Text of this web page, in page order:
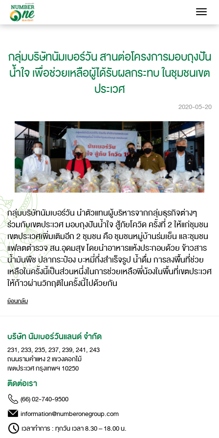
Toggle
กลุ่มบริษัทนัมเบอร์วัน สานต่อโครงการมอบถุงปัน
น้ำใจ เพื่อช่วยเหลือผู้ได้รับผลกระทบ ในชุมชนเขต
ประเวศ
2020-05-20
กลุ่มบริษัทนัมเบอร์วัน นำตัวแทนผู้บริหารจากกลุ่มธุรกิจต่างๆ
ร่วมกับเขตประเวศ มอบถุงปันน้ำใจ สู้ภัยโควิด ครั้งที่ 2 ให้แก่ชุมชน
เขตประเวศเพิ่มเติมอีก 2 ชุมชน คือ ชุมชนหมู่บ้านร่มเย็น และชุมชน
แฟลตตำรวจ สน.อุดมสุข โดยนำอาหารแห้งประกอบด้วย ข้าวสาร
น้ำมันพืช ปลากระป๋อง บะหมี่กึ่งสำเร็จรูป น้ำดื่ม การลงพื้นที่ช่วย
เหลือในครั้งนี้เป็นส่วนหนึ่งในการช่วยเหลือพี่น้องในพื้นที่เขตประเวศ
ให้ก้าวผ่านวิกฤติในครั้งนี้ไปด้วยกัน
ย้อนกลับ
บริษัท นัมเบอร์วันแลนด์ จำกัด
231, 233, 235, 237, 239, 241, 243
ถนนรามคำแหง 2 แขวงดอกไม้
เขตประเวศ กรุงเทพฯ 10250
ติดต่อเรา
(66) 02-740-9500
information@numberonegroup.com
เวลาทำการ : ทุกวัน เวลา 8.30 – 18.00 น.